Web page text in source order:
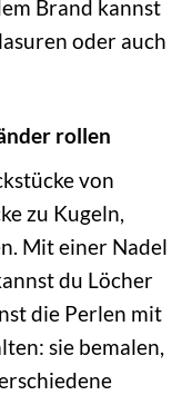
Brand kannst
oder auch
rollen
von
zu Kugeln,
Mit einer Nadel
du Löcher
die Perlen mit
sie bemalen,